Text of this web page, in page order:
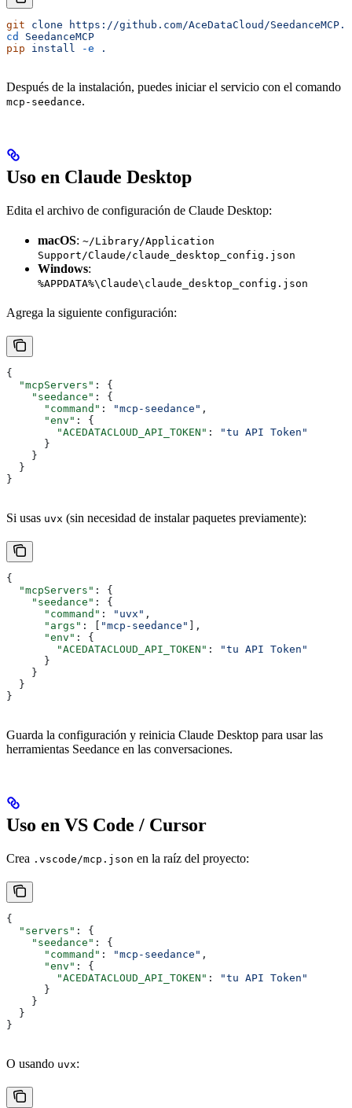
git clone https://github.com/AceDataCloud/
cd
SeedanceMCP
pip install -e .
Después de la instalación, puedes iniciar el servicio con el comando
mcp-seedance.
Uso en Claude Desktop
Edita el archivo de configuración de Claude Desktop:
macOS: ~/Library/Application
Support/Claude/claude_desktop_config.json
Windows:
%APPDATA%\Claude\claude_desktop_config.json
Agrega la siguiente configuración:
{
  "mcpServers"
: {
    "seedance"
: {
      "command"
: "mcp-seedance" ,
      "env"
: {
        "ACEDATACLOUD_API_TOKEN"
:
"tu API Token"
      }
    }
  }
}
Si usas uvx (sin necesidad de instalar paquetes previamente):
{
  "mcpServers"
: {
    "seedance"
: {
      "command"
: "uvx" ,
      "args"
: [ "mcp-seedance"
],
      "env"
: {
        "ACEDATACLOUD_API_TOKEN"
:
"tu API Token"
      }
    }
  }
}
Guarda la configuración y reinicia Claude Desktop para usar las
herramientas Seedance en las conversaciones.
Uso en VS Code / Cursor
Crea .vscode/mcp.json en la raíz del proyecto:
{
  "servers"
: {
    "seedance"
: {
      "command"
: "mcp-seedance" ,
      "env"
: {
        "ACEDATACLOUD_API_TOKEN"
:
"tu API Token"
      }
    }
  }
}
O usando uvx: